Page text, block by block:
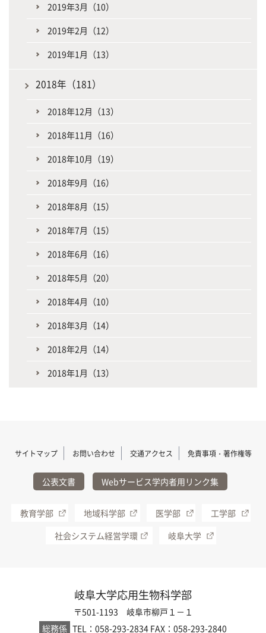
2019年3月（10）
2019年2月（12）
2019年1月（13）
2018年（181）
2018年12月（13）
2018年11月（16）
2018年10月（19）
2018年9月（16）
2018年8月（15）
2018年7月（15）
2018年6月（16）
2018年5月（20）
2018年4月（10）
2018年3月（14）
2018年2月（14）
2018年1月（13）
サイトマップ お問い合わせ 交通アクセス 免責事項・著作権等
公表文書 Webサービス学内者用リンク集
教育学部 地域科学部 医学部
工学部
社会システム経営学環
岐阜大学
岐阜大学応用生物科学部
〒501-1193 岐阜市柳戸１－１
総務係 TEL：058-293-2834 FAX：058-293-2840